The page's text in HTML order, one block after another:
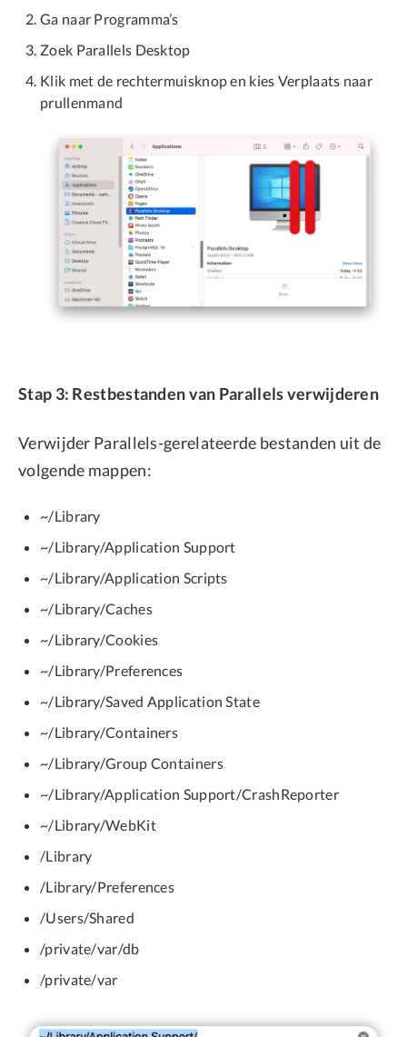
Ga naar Programma’s
Zoek Parallels Desktop
Klik met de rechtermuisknop en kies Verplaats naar
prullenmand
Stap 3: Restbestanden van Parallels verwijderen
Verwijder Parallels-gerelateerde bestanden uit de
volgende mappen:
~/Library
~/Library/Application Support
~/Library/Application Scripts
~/Library/Caches
~/Library/Cookies
~/Library/Preferences
~/Library/Saved Application State
~/Library/Containers
~/Library/Group Containers
~/Library/Application Support/CrashReporter
~/Library/WebKit
/Library
/Library/Preferences
/Users/Shared
/private/var/db
/private/var